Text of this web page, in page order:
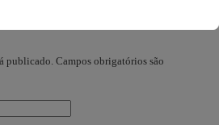
publicado. Campos obrigatórios são